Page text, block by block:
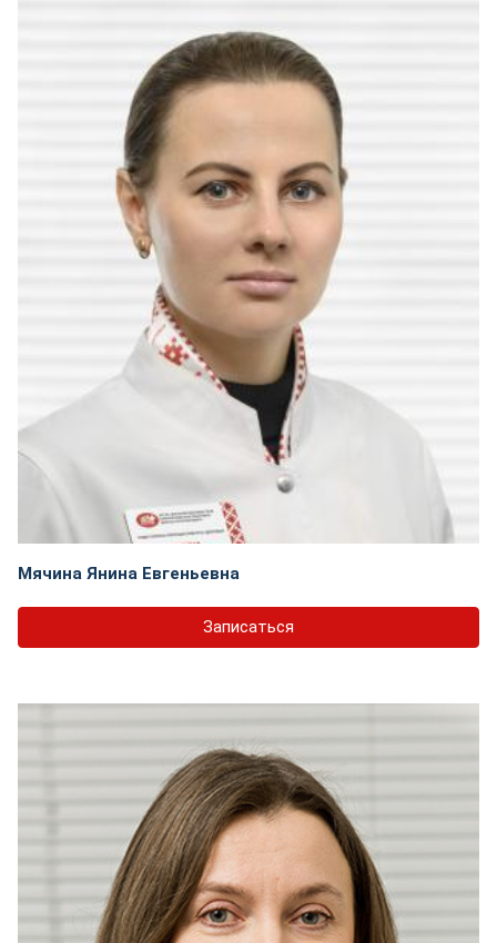
Мячина Янина Евгеньевна
Записаться